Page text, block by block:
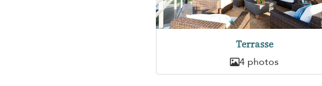
Terrasse
4 photos